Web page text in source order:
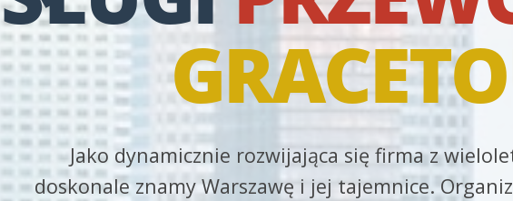
Jako dynamicznie rozwijająca się firma z
doskonale znamy Warszawę i jej tajemnice.